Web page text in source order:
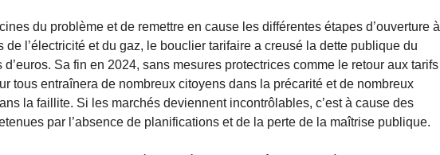
du problème et de remettre en cause les différentes étapes d’ouverture à
de l’électricité et du gaz, le bouclier tarifaire a creusé la dette publique du
Sa fin en 2024, sans mesures protectrices comme le retour aux tarifs
tous entraînera de nombreux citoyens dans la précarité et de nombreux
la faillite. Si les marchés deviennent incontrôlables, c’est à cause des
par l’absence de planifications et de la perte de la maîtrise publique.